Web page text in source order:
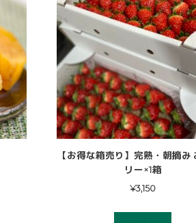
【お得な箱売り】完熟・朝摘み
リー×1箱
¥3,150